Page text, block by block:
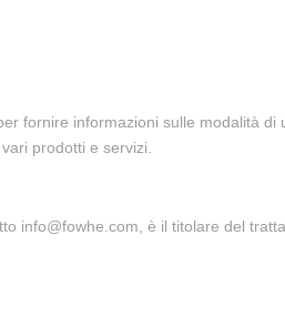
fornire informazioni sulle modalità di
prodotti e servizi.
info@fowhe.com, è il titolare del